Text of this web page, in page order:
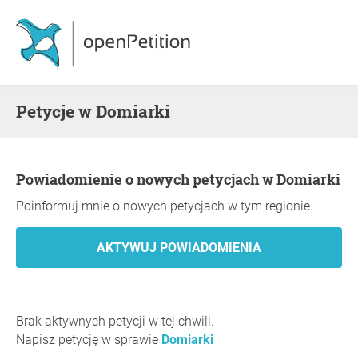
Petycje w Domiarki
Powiadomienie o nowych petycjach w Domiarki
Poinformuj mnie o nowych petycjach w tym regionie.
Brak aktywnych petycji w tej chwili.
Napisz petycję w sprawie Domiarki